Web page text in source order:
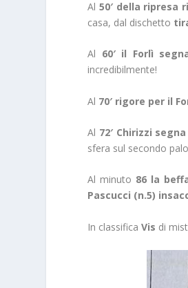
Al 50′ della ripresa
casa, dal dischetto
Al 60′ il Forlì
incredibilmente!
Al 70′ rigore per il
Al 72′ Chirizzi
sfera sul secondo
Al minuto 86 la
Pascucci (n.5)
In classifica Vis di